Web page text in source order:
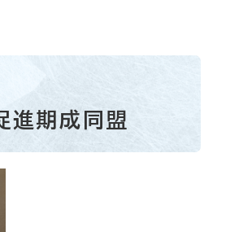
進期成同盟